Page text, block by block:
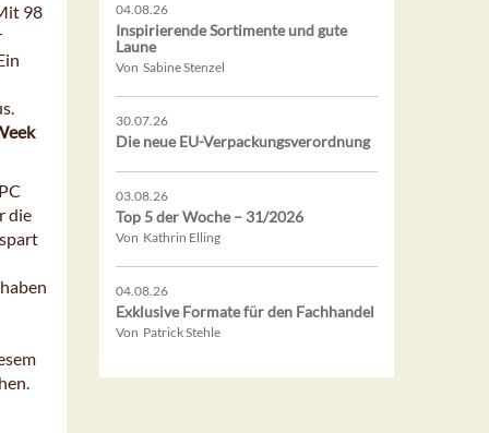
98
die
04.08.26
Inspirierende Sortimente und gute
Laune
Von Sabine Stenzel
30.07.26
Die neue EU-Verpackungsverordnung
03.08.26
Top 5 der Woche – 31/2026
Von Kathrin Elling
04.08.26
Exklusive Formate für den Fachhandel
Von Patrick Stehle